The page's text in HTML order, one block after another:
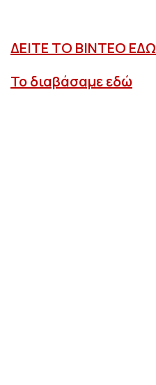
ΔΕΙΤΕ ΤΟ ΒΙΝΤΕΟ ΕΔΩ
Το διαβάσαμε εδώ